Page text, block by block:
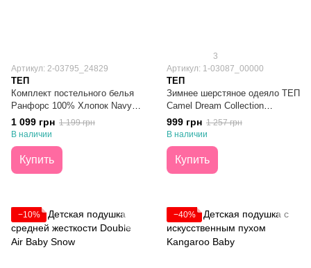
Артикул: 2-03795_24829
ТЕП
Комплект постельного белья
Ранфорс 100% Хлопок Navy
Blue Love Двуспальный
1 099 грн 1 199 грн
В наличии
Купить
3
Артикул: 1-03087_00000
ТЕП
Зимнее шерстяное одеяло ТЕП
Camel Dream Collection
150х210
999 грн 1 257 грн
В наличии
Купить
−10% −40%